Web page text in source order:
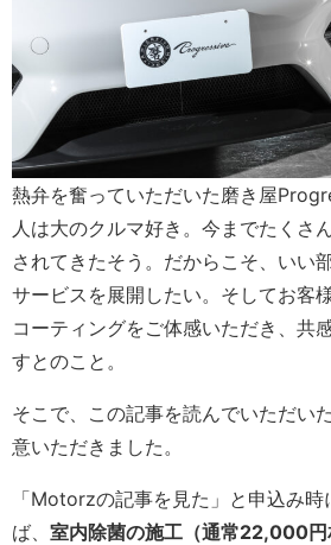
熱弁を奮っていただいた磨き屋
人は大のクルマ好き。今までたくさ
されてきたそう。だからこそ、いい
サービスを展開したい。そしてお客
コーティングをご体感いただき、共
すとのこと。
そこで、この記事を読んでいただい
意いただきました。
「Motorzの記事を見た」と申込み
ば、 室内除菌の施工（通常22,000